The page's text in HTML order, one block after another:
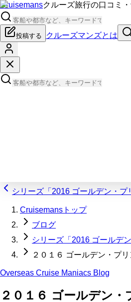
Cruisemansクルーズ旅行の口コミ
投稿する クルーズマンズとは
シリーズ「2016 ゴールデン・プ
Cruisemansトップ
ブログ
シリーズ「2016 ゴールデ
２０１６ ゴールデン・プ
Overseas Cruise Maniacs Blog
２０１６ ゴールデン